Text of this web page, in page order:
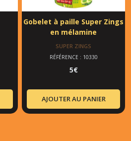
Gobelet à paille Super Zings
en mélamine
SUPER ZINGS
RÉFÉRENCE : 10330
5€
AJOUTER AU PANIER